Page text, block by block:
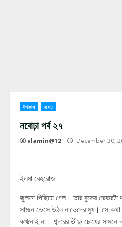
উপন্যাস নবোঢ়া
নবোঢ়া পর্ব ২৭
alamin@12 December 30,
ইলমা বেহরোজ
জুলফা পিছিয়ে গেল। তার বুকের
সামনে ভেসে উঠল নাভেদের মুখ। সে কথা
কখনোই না। শব্দরের তীক্ষ্ণ চোখের